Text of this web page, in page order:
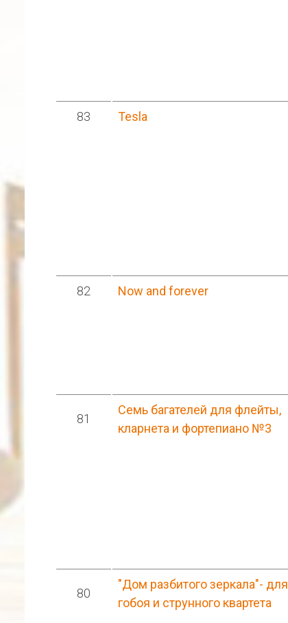
83 Tesla
82 Now and forever
81
Семь багателей для флейты,
кларнета и фортепиано №3
80
"Дом разбитого зеркала"- для
гобоя и струнного квартета